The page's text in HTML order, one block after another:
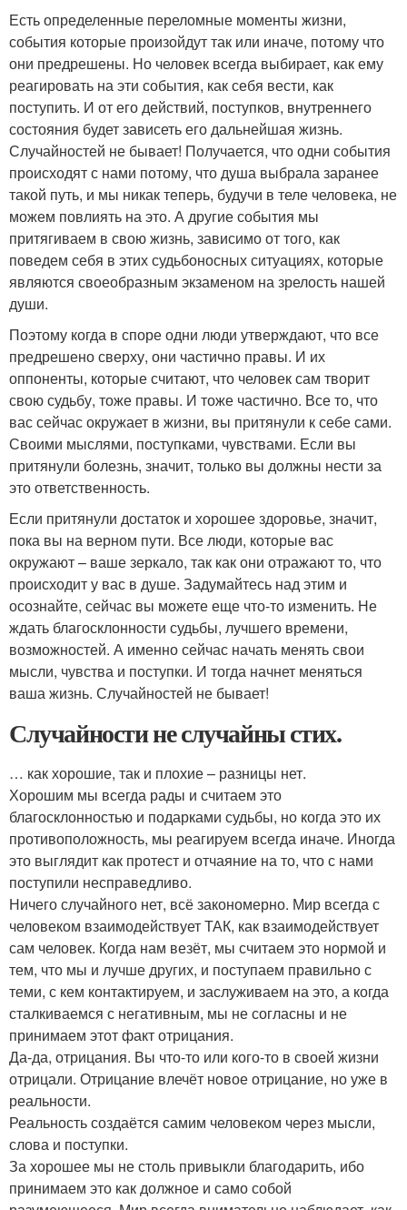
Есть определенные переломные моменты жизни,
события которые произойдут так или иначе, потому что
они предрешены. Но человек всегда выбирает, как ему
реагировать на эти события, как себя вести, как
поступить. И от его действий, поступков, внутреннего
состояния будет зависеть его дальнейшая жизнь.
Случайностей не бывает! Получается, что одни события
происходят с нами потому, что душа выбрала заранее
такой путь, и мы никак теперь, будучи в теле человека, не
можем повлиять на это. А другие события мы
притягиваем в свою жизнь, зависимо от того, как
поведем себя в этих судьбоносных ситуациях, которые
являются своеобразным экзаменом на зрелость нашей
души.
Поэтому когда в споре одни люди утверждают, что все
предрешено сверху, они частично правы. И их
оппоненты, которые считают, что человек сам творит
свою судьбу, тоже правы. И тоже частично. Все то, что
вас сейчас окружает в жизни, вы притянули к себе сами.
Своими мыслями, поступками, чувствами. Если вы
притянули болезнь, значит, только вы должны нести за
это ответственность.
Если притянули достаток и хорошее здоровье, значит,
пока вы на верном пути. Все люди, которые вас
окружают – ваше зеркало, так как они отражают то, что
происходит у вас в душе. Задумайтесь над этим и
осознайте, сейчас вы можете еще что-то изменить. Не
ждать благосклонности судьбы, лучшего времени,
возможностей. А именно сейчас начать менять свои
мысли, чувства и поступки. И тогда начнет меняться
ваша жизнь. Случайностей не бывает!
Случайности не случайны стих.
… как хорошие, так и плохие – разницы нет.
Хорошим мы всегда рады и считаем это
благосклонностью и подарками судьбы, но когда это их
противоположность, мы реагируем всегда иначе. Иногда
это выглядит как протест и отчаяние на то, что с нами
поступили несправедливо.
Ничего случайного нет, всё закономерно. Мир всегда с
человеком взаимодействует ТАК, как взаимодействует
сам человек. Когда нам везёт, мы считаем это нормой и
тем, что мы и лучше других, и поступаем правильно с
теми, с кем контактируем, и заслуживаем на это, а когда
сталкиваемся с негативным, мы не согласны и не
принимаем этот факт отрицания.
Да-да, отрицания. Вы что-то или кого-то в своей жизни
отрицали. Отрицание влечёт новое отрицание, но уже в
реальности.
Реальность создаётся самим человеком через мысли,
слова и поступки.
За хорошее мы не столь привыкли благодарить, ибо
принимаем это как должное и само собой